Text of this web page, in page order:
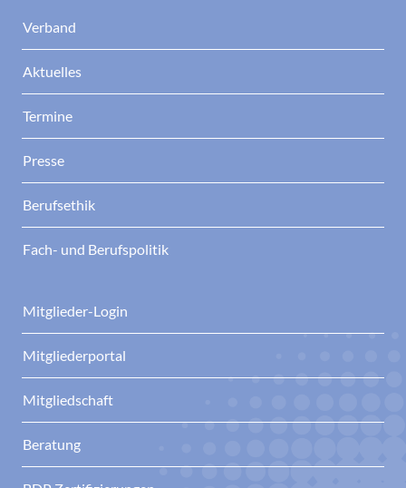
Verband
Aktuelles
Termine
Presse
Berufsethik
Fach- und Berufspolitik
Mitglieder-Login
Mitgliederportal
Mitgliedschaft
Beratung